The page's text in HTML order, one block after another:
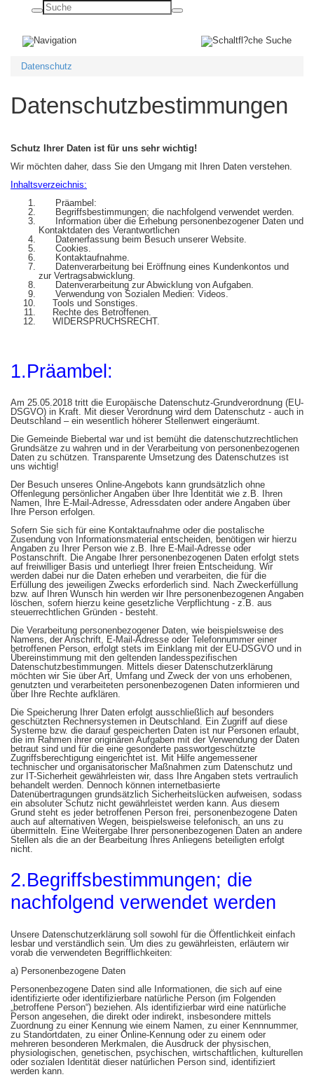
Basisnavigation
ein-/ausblenden
Datenschutz
Datenschutzbestimmungen
Schutz Ihrer Daten ist für uns sehr wichtig!
Wir möchten daher, dass Sie den Umgang mit Ihren Daten verstehen.
Inhaltsverzeichnis:
Präambel:
Begriffsbestimmungen; die nachfolgend verwendet werden.
Information über die Erhebung personenbezogener Daten und
Kontaktdaten des Verantwortlichen
Datenerfassung beim Besuch unserer Website.
Cookies.
Kontaktaufnahme.
Datenverarbeitung bei Eröffnung eines Kundenkontos und
zur Vertragsabwicklung.
Datenverarbeitung zur Abwicklung von Aufgaben.
Verwendung von Sozialen Medien: Videos.
Tools und Sonstiges.
Rechte des Betroffenen.
WIDERSPRUCHSRECHT.
1.Präambel:
Am 25.05.2018 tritt die Europäische Datenschutz-Grundverordnung (EU-
DSGVO) in Kraft. Mit dieser Verordnung wird dem Datenschutz - auch in
Deutschland – ein wesentlich höherer Stellenwert eingeräumt.
Die Gemeinde Biebertal war und ist bemüht die datenschutzrechtlichen
Grundsätze zu wahren und in der Verarbeitung von personenbezogenen
Daten zu schützen. Transparente Umsetzung des Datenschutzes ist
uns wichtig!
Der Besuch unseres Online-Angebots kann grundsätzlich ohne
Offenlegung persönlicher Angaben über Ihre Identität wie z.B. Ihren
Namen, Ihre E-Mail-Adresse, Adressdaten oder andere Angaben über
Ihre Person erfolgen.
Sofern Sie sich für eine Kontaktaufnahme oder die postalische
Zusendung von Informationsmaterial entscheiden, benötigen wir hierzu
Angaben zu Ihrer Person wie z.B. Ihre E-Mail-Adresse oder
Postanschrift. Die Angabe Ihrer personenbezogenen Daten erfolgt stets
auf freiwilliger Basis und unterliegt Ihrer freien Entscheidung. Wir
werden dabei nur die Daten erheben und verarbeiten, die für die
Erfüllung des jeweiligen Zwecks erforderlich sind. Nach Zweckerfüllung
bzw. auf Ihren Wunsch hin werden wir Ihre personenbezogenen Angaben
löschen, sofern hierzu keine gesetzliche Verpflichtung - z.B. aus
steuerrechtlichen Gründen - besteht.
Die Verarbeitung personenbezogener Daten, wie beispielsweise des
Namens, der Anschrift, E-Mail-Adresse oder Telefonnummer einer
betroffenen Person, erfolgt stets im Einklang mit der EU-DSGVO und in
Übereinstimmung mit den geltenden landesspezifischen
Datenschutzbestimmungen. Mittels dieser Datenschutzerklärung
möchten wir Sie über Art, Umfang und Zweck der von uns erhobenen,
genutzten und verarbeiteten personenbezogenen Daten informieren und
über Ihre Rechte aufklären.
Die Speicherung Ihrer Daten erfolgt ausschließlich auf besonders
geschützten Rechnersystemen in Deutschland. Ein Zugriff auf diese
Systeme bzw. die darauf gespeicherten Daten ist nur Personen erlaubt,
die im Rahmen ihrer originären Aufgaben mit der Verwendung der Daten
betraut sind und für die eine gesonderte passwortgeschützte
Zugriffsberechtigung eingerichtet ist. Mit Hilfe angemessener
technischer und organisatorischer Maßnahmen zum Datenschutz und
zur IT-Sicherheit gewährleisten wir, dass Ihre Angaben stets vertraulich
behandelt werden. Dennoch können internetbasierte
Datenübertragungen grundsätzlich Sicherheitslücken aufweisen, sodass
ein absoluter Schutz nicht gewährleistet werden kann. Aus diesem
Grund steht es jeder betroffenen Person frei, personenbezogene Daten
auch auf alternativen Wegen, beispielsweise telefonisch, an uns zu
übermitteln. Eine Weitergabe Ihrer personenbezogenen Daten an andere
Stellen als die an der Bearbeitung Ihres Anliegens beteiligten erfolgt
nicht.
2.Begriffsbestimmungen; die
nachfolgend verwendet werden
Unsere Datenschutzerklärung soll sowohl für die Öffentlichkeit einfach
lesbar und verständlich sein. Um dies zu gewährleisten, erläutern wir
vorab die verwendeten Begrifflichkeiten:
a) Personenbezogene Daten
Personenbezogene Daten sind alle Informationen, die sich auf eine
identifizierte oder identifizierbare natürliche Person (im Folgenden
„betroffene Person“) beziehen. Als identifizierbar wird eine natürliche
Person angesehen, die direkt oder indirekt, insbesondere mittels
Zuordnung zu einer Kennung wie einem Namen, zu einer Kennnummer,
zu Standortdaten, zu einer Online-Kennung oder zu einem oder
mehreren besonderen Merkmalen, die Ausdruck der physischen,
physiologischen, genetischen, psychischen, wirtschaftlichen, kulturellen
oder sozialen Identität dieser natürlichen Person sind, identifiziert
werden kann.